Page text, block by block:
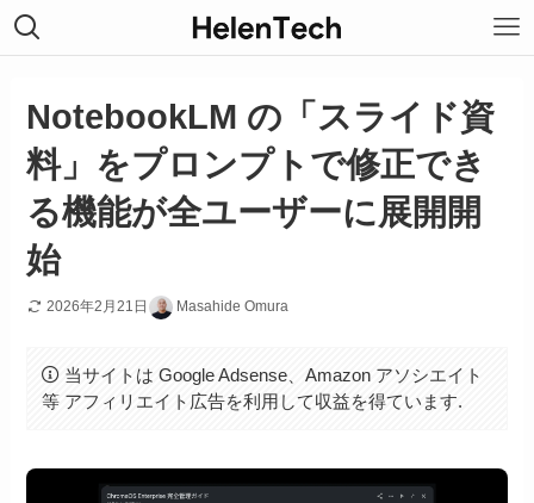
NotebookLM の「スライド資
料」をプロンプトで修正でき
る機能が全ユーザーに展開開
始
2026年2月21日 Masahide Omura
当サイトは Google Adsense、Amazon アソシエイト
等 アフィリエイト広告を利用して収益を得ています.